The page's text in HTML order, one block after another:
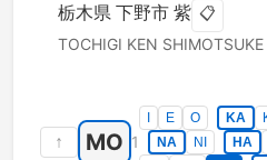
栃木県 下野市 紫 📋
TOCHIGI KEN SHIMOTSUKE
↑ MO 1
E O KA
NA
NI HA